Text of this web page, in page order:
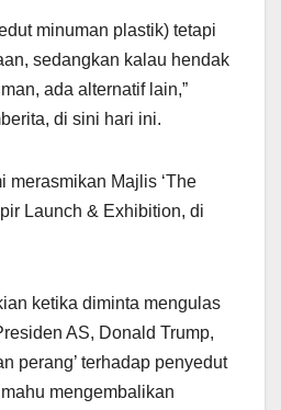
minuman plastik) tetapi
sedangkan kalau hendak
ada alternatif lain,”
di sini hari ini.
merasmikan Majlis ‘The
Launch & Exhibition, di
ketika diminta mengulas
AS, Donald Trump,
perang’ terhadap penyedut
mengembalikan